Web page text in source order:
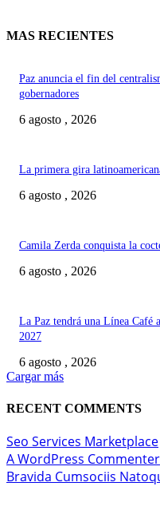
MAS RECIENTES
Paz anuncia el fin del
gobernadores
6 agosto , 2026
La primera gira
6 agosto , 2026
Camila Zerda conquista la
6 agosto , 2026
La Paz tendrá una Línea
2027
6 agosto , 2026
Cargar más
RECENT COMMENTS
Seo Services Marketplace
A WordPress Commenter
Bravida Cumsociis